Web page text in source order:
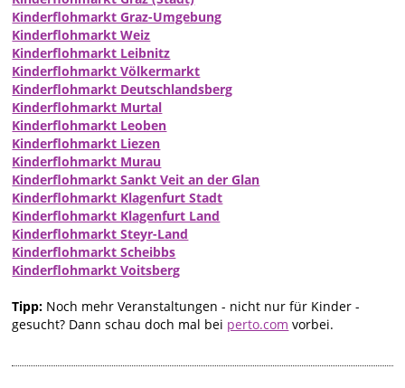
Kinderflohmarkt Graz-Umgebung
Kinderflohmarkt Weiz
Kinderflohmarkt Leibnitz
Kinderflohmarkt Völkermarkt
Kinderflohmarkt Deutschlandsberg
Kinderflohmarkt Murtal
Kinderflohmarkt Leoben
Kinderflohmarkt Liezen
Kinderflohmarkt Murau
Kinderflohmarkt Sankt Veit an der Glan
Kinderflohmarkt Klagenfurt Stadt
Kinderflohmarkt Klagenfurt Land
Kinderflohmarkt Steyr-Land
Kinderflohmarkt Scheibbs
Kinderflohmarkt Voitsberg
Tipp: Noch mehr Veranstaltungen - nicht nur für Kinder -
gesucht? Dann schau doch mal bei perto.com vorbei.